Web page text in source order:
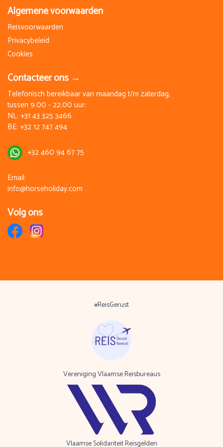
Algemene voorwaarden
Reisvoorwaarden
Privacybeleid
Cookies
Contacteer ons →
Telefonisch bereikbaar van maandag t/m zaterdag,
tussen 9.00 - 22.00 uur:
NL: +31 43 325 3466
BE: +32 12 747 494
+32 460 94 67 75
Email:
info@horseholiday.com
Volg ons
#ReisGerust
Vereniging Vlaamse Reisbureaus
Vlaamse Solidariteit Reisgelden